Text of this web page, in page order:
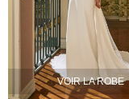
VOIR LA ROBE